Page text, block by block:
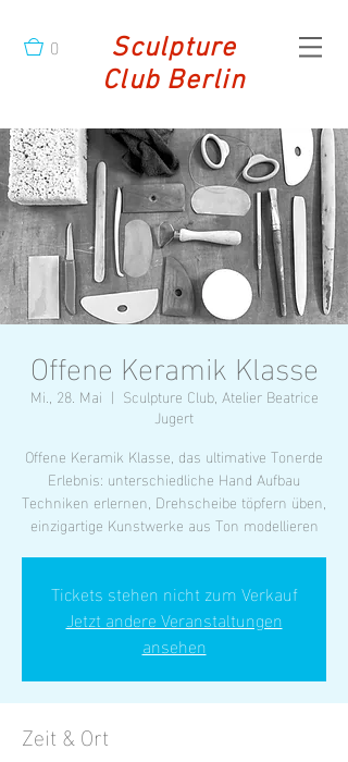
0
Sculpture
Club Berlin
Offene Keramik Klasse
Mi., 28. Mai
  |
Sculpture Club, Atelier Beatrice
Jugert
Offene Keramik Klasse, das ultimative Tonerde
Erlebnis: unterschiedliche Hand Aufbau
Techniken erlernen, Drehscheibe töpfern üben,
einzigartige Kunstwerke aus Ton modellieren
Tickets stehen nicht zum Verkauf
Jetzt andere Veranstaltungen
ansehen
Zeit & Ort